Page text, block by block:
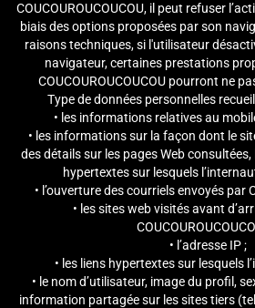
COUCOUROUCOUCOU, il peut refuser
biais des options proposées par son
raisons techniques, si l'utilisateur
navigateur, certaines prestations
COUCOUROUCOUCOU pourront ne
Type de données personnelles
• les informations relatives au
• les informations sur la façon dont le
des détails sur les pages Web
hypertextes sur lesquels
• l’ouverture des courriels envoyés par
• les sites web visités avant
• l’adresse IP ;
• les liens hypertextes sur lesquels
• le nom d’utilisateur, image du profil,
information partagée sur les sites tiers